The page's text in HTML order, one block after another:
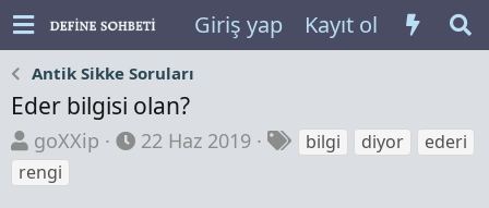
Giriş yap Kayıt ol
Antik Sikke Soruları
Eder bilgisi olan?
K
o
n
goXXip
B
22 Haz 2019
Ebilgi diyor
ederi
rengi